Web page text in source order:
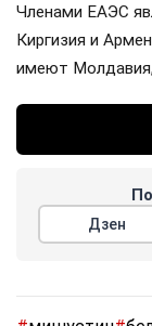
Членами ЕАЭС
Киргизия и
имеют
Дзен